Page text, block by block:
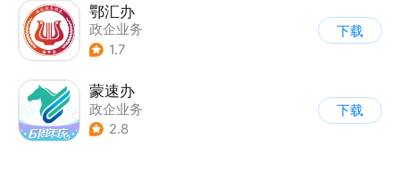
鄂汇办
政企业务
1.7
下载
蒙速办
政企业务
2.8
下载